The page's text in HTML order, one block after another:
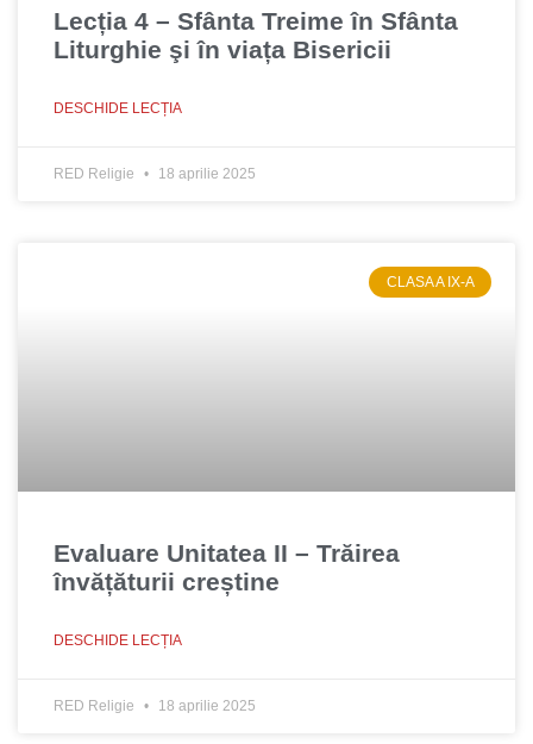
Lecția 4 – Sfânta Treime în Sfânta
Liturghie şi în viața Bisericii
DESCHIDE LECȚIA
RED Religie 18 aprilie 2025
CLASA A IX-A
Evaluare Unitatea II – Trăirea
învățăturii creștine
DESCHIDE LECȚIA
RED Religie 18 aprilie 2025